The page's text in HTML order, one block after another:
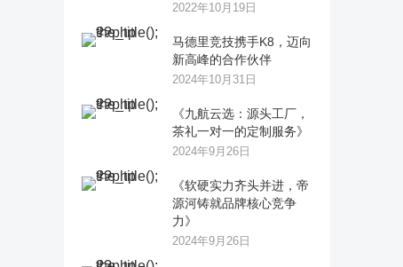
2022年10月19日
马德里竞技携手K8，迈向
新高峰的合作伙伴
2024年10月31日
《九航云选：源头工厂，
茶礼一对一的定制服务》
2024年9月26日
《软硬实力齐头并进，帝
源河铸就品牌核心竞争
力》
2024年9月26日